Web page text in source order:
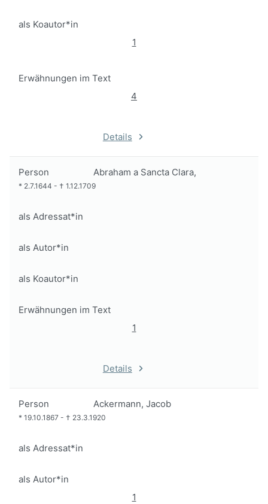
als Koautor*in
1
Erwähnungen im Text
4
Details
Person Abraham a Sancta Clara,
* 2.7.1644 - † 1.12.1709
als Adressat*in
als Autor*in
als Koautor*in
Erwähnungen im Text
1
Details
Person Ackermann, Jacob
* 19.10.1867 - † 23.3.1920
als Adressat*in
als Autor*in
1